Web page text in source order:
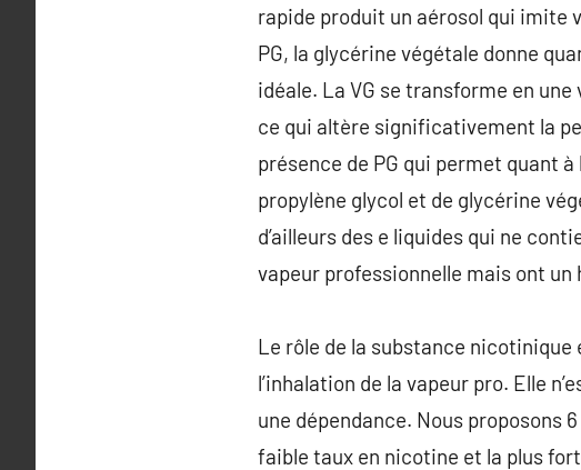
rapide produit un aérosol qui imite
PG, la glycérine végétale donne
idéale. La VG se transforme en
ce qui altère significativement la
présence de PG qui permet quant
propylène glycol et de glycérine
d’ailleurs des e liquides qui ne
vapeur professionnelle mais ont
Le rôle de la substance
l’inhalation de la vapeur pro. Elle
une dépendance. Nous proposons
faible taux en nicotine et la plus